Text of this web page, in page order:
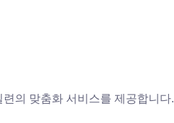
의 맞춤화 서비스를 제공합니다.